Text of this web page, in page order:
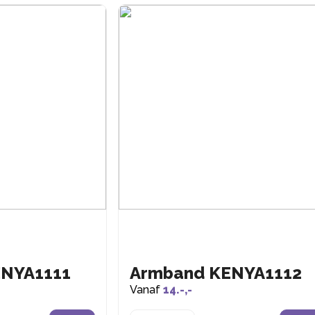
Armband KENYA1112
Vanaf 14.-,-